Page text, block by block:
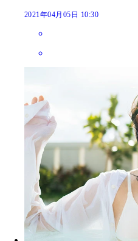
2021年04月05日 10:30